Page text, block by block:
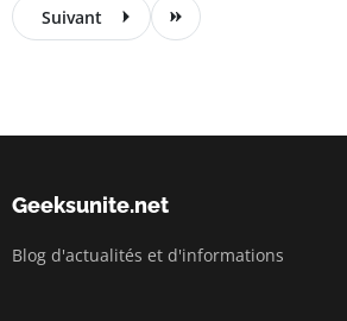
Suivant
Geeksunite.net
Blog d'actualités et d'informations